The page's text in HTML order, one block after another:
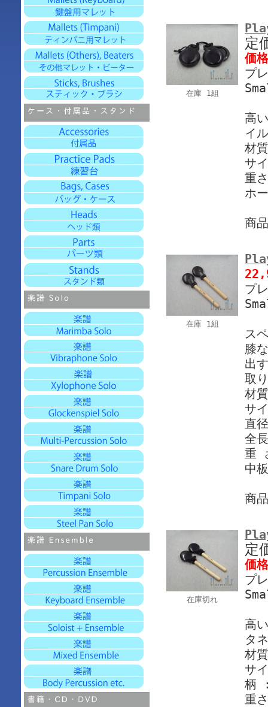
在庫 1組
価
プ
高
イ
材
サ
重
ホ
商
在庫 1組
プ
ス
膝
出
取
材
サ
直
全
重
中
商
在庫切れ
価
プ
高
タ
材
サ
柄 :
重